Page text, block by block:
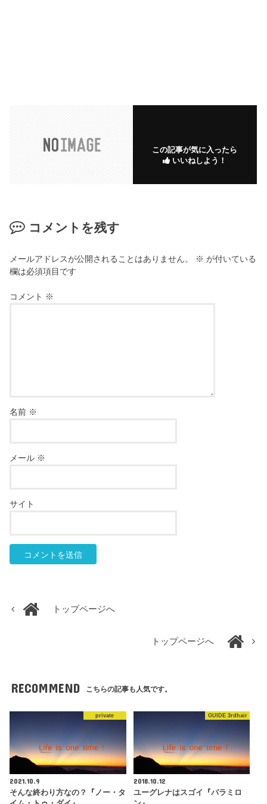
この記事が気に入ったら
いいねしよう！
コメントを残す
メールアドレスが公開されることはありません。 ※ が付いている
欄は必須項目です
コメント ※
名前 ※
メール ※
サイト
トップページへ
トップページへ
RECOMMEND こちらの記事も人気です。
private
2021.10.9
そんな終わり方なの？『ノー・タ
GUIDE 3rdhair
2018.10.12
ユーグレナはスゴイ『パラミロ